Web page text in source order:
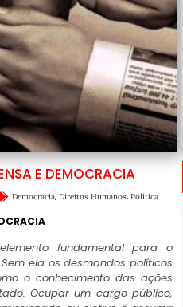
E DEMOCRACIA
Democracia, Direitos Humanos, Política
fundamental para o
ela os desmandos políticos
o conhecimento das ações
Ocupar um cargo público,